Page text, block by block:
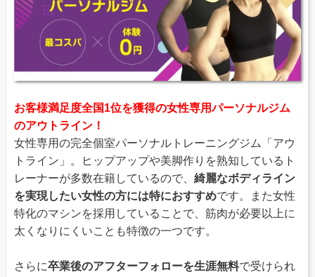
お客様満足度全国1位を獲得の女性専用パーソナルジム
のアウトライン！
女性専用の完全個室パーソナルトレーニングジム「アウ
トライン」。ヒップアップや美脚作りを熟知しているト
レーナーが多数在籍しているので、 綺麗なボディライン
を実現したい女性の方には特におすすめです。また女性
特化のマシンを採用していることで、筋肉が必要以上に
太くなりにくいことも特徴の一つです。
さらに卒業後のアフターフォローを生涯無料で受けられ